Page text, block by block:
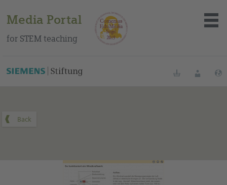
Media Portal
for STEM teaching
About the portal
BookmarksLogin
You can find this medium on our Spanish education portal